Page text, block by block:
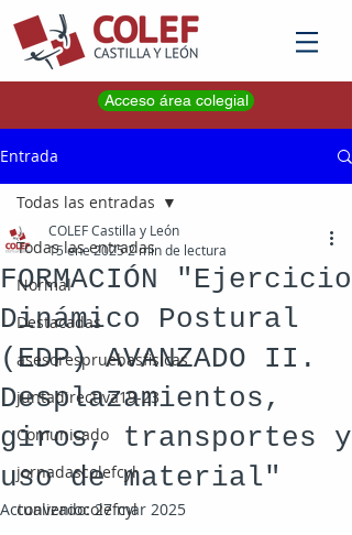
Acceso área colegial
Entrada
Todas las entradas
Normal
Destacadas
asesorespruebasfisicas
juntadirectiva19-23
Comunicado
jornadascolefcyl
conveniocolefcyl
Todas las entradas
FORMACIÓN "Ejercicio
Dinámico Postural
(EDP) AVANZADO II.
Desplazamientos,
giros, transportes y
uso de material"
COLEF Castilla y León
15 ene 2025 2 min de lectura
Actualizado:27 mar 2025